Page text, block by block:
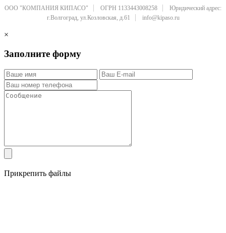
ООО "КОМПАНИЯ КИПАСО" ОГРН 1133443008258
Юридический адрес:
г.Волгоград, ул.Козловская, д.61
info@kipaso.ru
×
Заполните форму
Прикрепить файлы